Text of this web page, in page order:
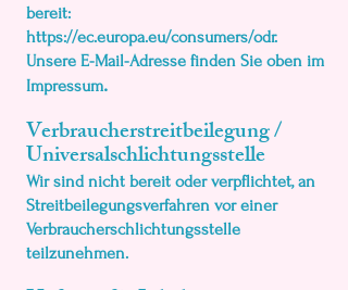
bereit:
https://ec.europa.eu/consumers/odr.
Unsere E-Mail-Adresse finden Sie oben im
Impressum.
Verbraucher­streit­beilegung /
Universal­schlichtungs­stelle
Wir sind nicht bereit oder verpflichtet, an
Streitbeilegungsverfahren vor einer
Verbraucherschlichtungsstelle
teilzunehmen.